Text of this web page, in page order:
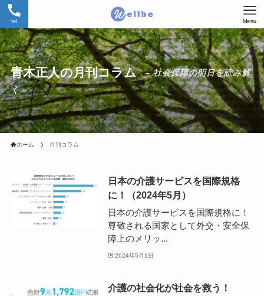
tel Menu
青木正人の月刊コラム
– 社会保障の明日を読み解
く –
ホーム 月刊コラム
日本の介護サービスを国際規格
に！（2024年5月）
日本の介護サービスを国際規格に！
尊敬される国家として外交・安全保
障上のメリッ...
2024年5月1日
介護の社会化が社会を救う！